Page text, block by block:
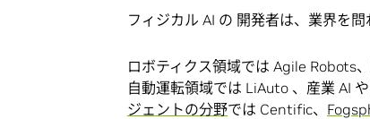
フィジカル AI の 開発者は、業界を
ロボティクス領域では Agile Robots
自動運転領域では LiAuto 、産業 AI
ジェントの分野では Centific、